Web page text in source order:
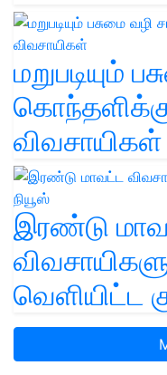
மறுபடியும்
விவசாயிகள்
இரண்டு
வெளியிட்ட